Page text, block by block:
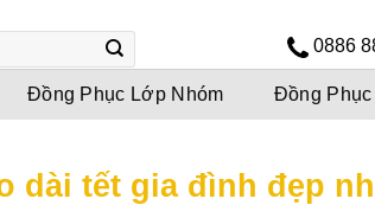
0886
Đồng Phục Lớp Nhóm Đồng Phục
dài tết gia đình đẹp